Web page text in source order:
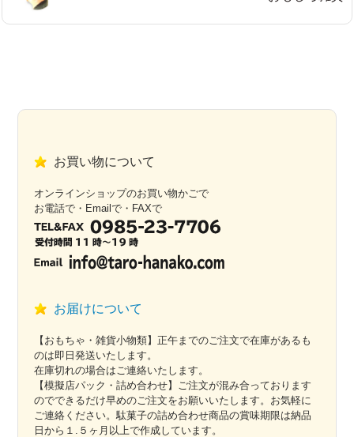
お買い物について
オンラインショップのお買い物かごで
お電話で・Emailで・FAXで
お届けについて
【おもちゃ・雑貨小物類】正午までのご注文で在庫があるも
のは即日発送いたします。
在庫切れの場合はご連絡いたします。
【模擬店パック・詰め合わせ】ご注文が混み合っております
のでできるだけ早めのご注文をお願いいたします。お気軽に
ご連絡ください。駄菓子の詰め合わせ商品の賞味期限は納品
日から１.５ヶ月以上で作成しています。